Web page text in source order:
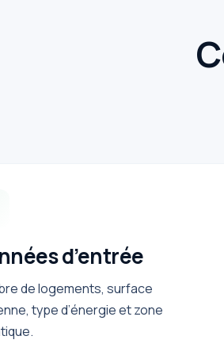
d’entrée
de logements, surface
type d’énergie et zone